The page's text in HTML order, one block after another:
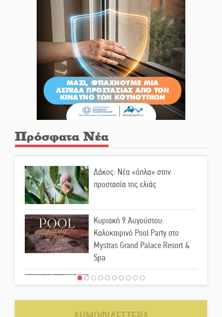
Πρόσφατα Νέα
Δάκος: Νέα «όπλα» στην
προστασία της ελιάς
Κυριακή 9 Αυγούστου:
Καλοκαιρινό Pool Party στο
Mystras Grand Palace Resort &
Spa
Στον καταψύκτη του Μυστρά για